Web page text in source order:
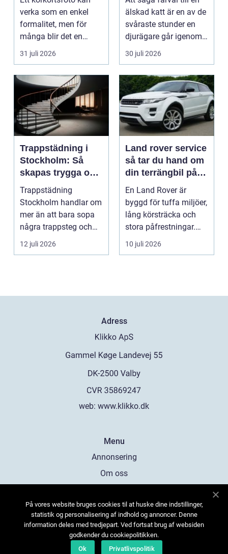
verka som en enkel
formalitet, men för
många blir det en
oväntad källa till str...
31 juli 2026
älskad katt är en av de
svåraste stunder en
djurägare går igenom.
Beslutet o...
30 juli 2026
Trappstädning i
Stockholm: Så
skapas trygga och
trivsamma
trapphus
Trappstädning
Stockholm handlar om
mer än att bara sopa
några trappsteg och
torka en...
12 juli 2026
Land rover service
så tar du hand om
din terrängbil på
rätt sätt
En Land Rover är
byggd för tuffa miljöer,
lång körsträcka och
stora påfrestningar.
Samtidigt är det ...
10 juli 2026
Adress
web: www.klikko.dk
Menu
Annonsering
Om oss
Kontakta oss
Sitemap
På vores website bruges cookies til at huske dine indstillinger,
statistik og personalisering af indhold og annoncer. Denne
information deles med tredjepart. Ved fortsat brug af websiden
godkender du cookiepolitikken.
Ok
Privatlivspolitik